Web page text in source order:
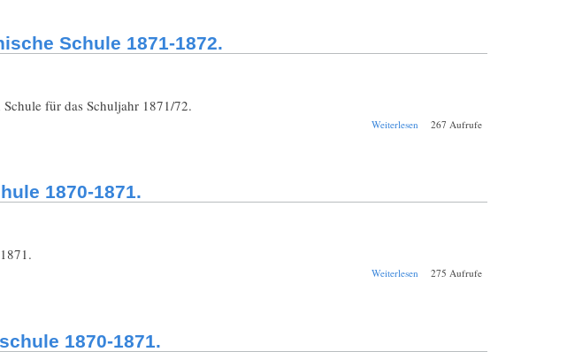
Schule 1871-1872.
für das Schuljahr 1871/72.
Weiterlesen über Jahresbericht
267 Aufrufe
1870-1871.
Weiterlesen über Jahresbericht
275 Aufrufe
1870-1871.